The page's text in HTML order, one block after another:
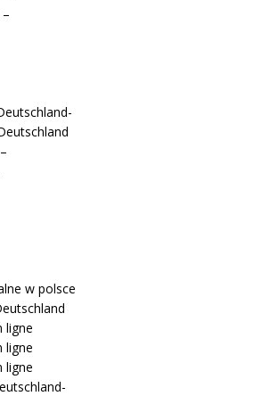
w polsce
ligne
ligne
ligne